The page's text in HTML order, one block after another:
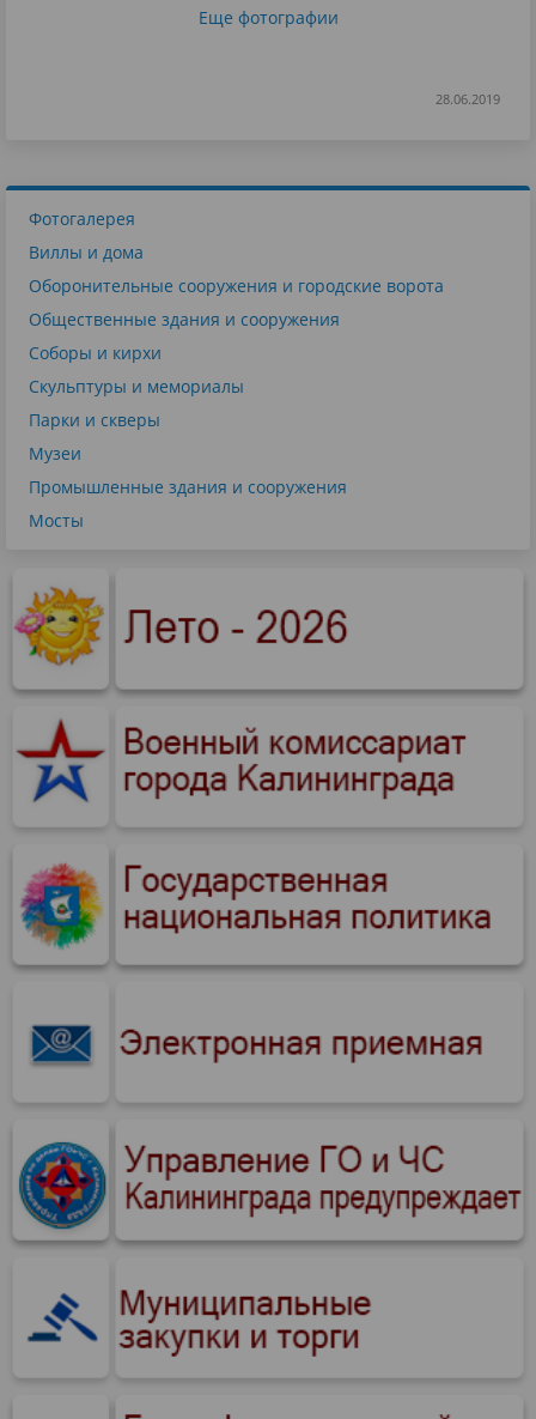
Еще фотографии
28.06.2019
Фотогалерея
Виллы и дома
Оборонительные сооружения и городские ворота
Общественные здания и сооружения
Соборы и кирхи
Скульптуры и мемориалы
Парки и скверы
Музеи
Промышленные здания и сооружения
Мосты